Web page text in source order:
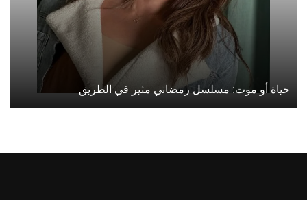
حياة أو موت: مسلسل رمضاني مثير في الطريق